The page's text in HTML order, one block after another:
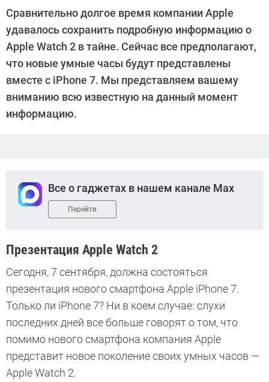
Сравнительно долгое время компании Apple
удавалось сохранить подробную информацию о
Apple Watch 2 в тайне. Сейчас все предполагают,
что новые умные часы будут представлены
вместе с iPhone 7. Мы представляем вашему
вниманию всю известную на данный момент
информацию.
Все о гаджетах в нашем канале Max
Перейти
Презентация Apple Watch 2
Сегодня, 7 сентября, должна состояться
презентация нового смартфона Apple iPhone 7.
Только ли iPhone 7? Ни в коем случае: слухи
последних дней все больше говорят о том, что
помимо нового смартфона компания Apple
представит новое поколение своих умных часов —
Apple Watch 2.